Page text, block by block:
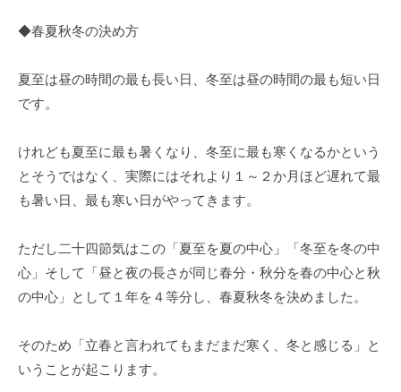
◆春夏秋冬の決め方
夏至は昼の時間の最も長い日、冬至は昼の時間の最も短い日
です。
けれども夏至に最も暑くなり、冬至に最も寒くなるかという
とそうではなく、実際にはそれより１～２か月ほど遅れて最
も暑い日、最も寒い日がやってきます。
ただし二十四節気はこの「夏至を夏の中心」「冬至を冬の中
心」そして「昼と夜の長さが同じ春分・秋分を春の中心と秋
の中心」として１年を４等分し、春夏秋冬を決めました。
そのため「立春と言われてもまだまだ寒く、冬と感じる」と
いうことが起こります。